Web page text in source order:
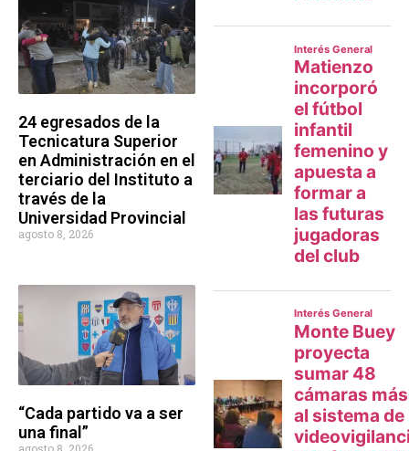
24 egresados de la
Tecnicatura Superior
en Administración en el
terciario del Instituto a
través de la
Universidad Provincial
agosto 8, 2026
“Cada partido va a ser
una final”
agosto 8, 2026